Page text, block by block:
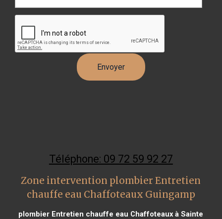
Téléphone: 09 72 59 92 27
Zone intervention plombier Entretien
chauffe eau Chaffoteaux Guingamp
plombier Entretien chauffe eau Chaffoteaux à Sainte